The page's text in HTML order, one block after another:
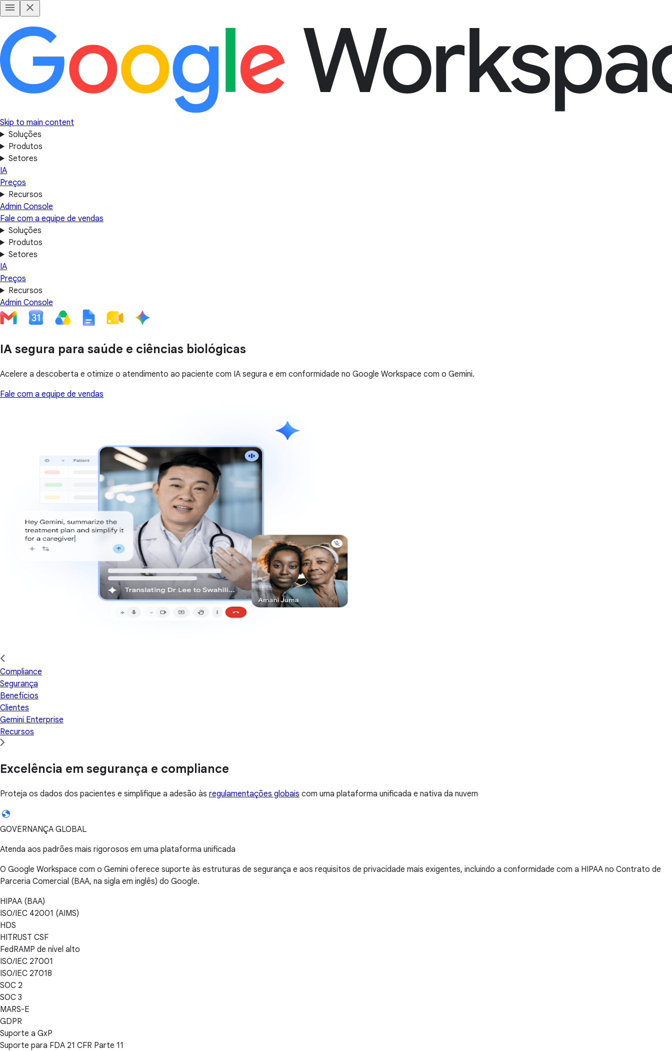
Skip to main content
Soluções
Produtos
Setores
IA
Preços
Recursos
Admin Console
Fale com a equipe de vendas
Soluções
Produtos
Setores
IA
Preços
Recursos
Admin Console
IA segura para saúde e ciências biológicas
Acelere a descoberta e otimize o atendimento ao paciente com IA segura e em conformidade no Google Workspace com o Gemini.
Fale com a equipe de vendas
Compliance
Segurança
Benefícios
Clientes
Gemini Enterprise
Recursos
Excelência em segurança e compliance
Proteja os dados dos pacientes e simplifique a adesão às regulamentações globais com uma plataforma unificada e nativa da nuvem
GOVERNANÇA GLOBAL
Atenda aos padrões mais rigorosos em uma plataforma unificada
O Google Workspace com o Gemini oferece suporte às estruturas de segurança e aos requisitos de privacidade mais exigentes, incluindo a conformidade com a HIPAA no Contrato de
Parceria Comercial (BAA, na sigla em inglês) do Google.
HIPAA (BAA)
ISO/IEC 42001 (AIMS)
HDS
HITRUST CSF
FedRAMP de nível alto
ISO/IEC 27001
ISO/IEC 27018
SOC 2
SOC 3
MARS-E
GDPR
Suporte a GxP
Suporte para FDA 21 CFR Parte 11